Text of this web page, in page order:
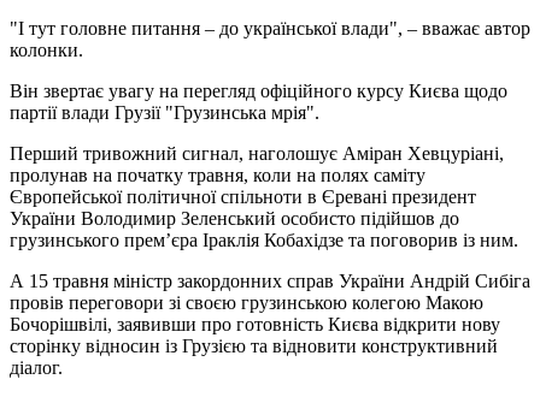
"І тут головне питання – до української влади", – вважає автор
колонки.
Він звертає увагу на перегляд офіційного курсу Києва щодо
партії влади Грузії "Грузинська мрія".
Перший тривожний сигнал, наголошує Аміран Хевцуріані,
пролунав на початку травня, коли на полях саміту
Європейської політичної спільноти в Єревані президент
України Володимир Зеленський особисто підійшов до
грузинського прем’єра Іраклія Кобахідзе та поговорив із ним.
А 15 травня міністр закордонних справ України Андрій Сибіга
провів переговори зі своєю грузинською колегою Макою
Бочорішвілі, заявивши про готовність Києва відкрити нову
сторінку відносин із Грузією та відновити конструктивний
діалог.